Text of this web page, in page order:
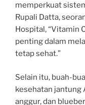
memperkuat
Rupali Datta,
Hospital, “Vitamin
penting dalam
tetap sehat.”
Selain itu, buah-
kesehatan jantung
anggur, dan